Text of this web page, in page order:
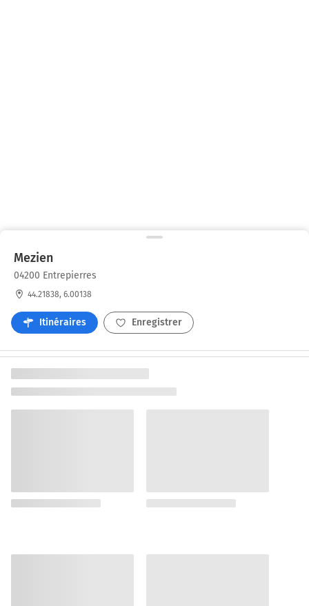
Mezien
04200 Entrepierres
44.21838, 6.00138
Itinéraires Enregistrer